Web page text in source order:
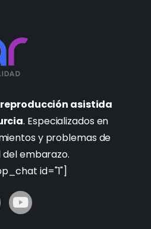
reproducción asistida
. Especializados en
y problemas de
embarazo.
id="1"]